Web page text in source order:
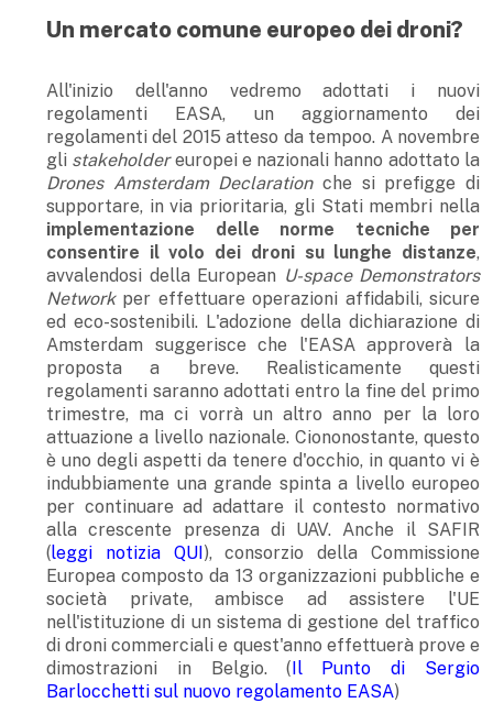
Un mercato comune europeo dei droni?
All'inizio dell'anno vedremo adottati i nuovi
regolamenti EASA, un aggiornamento dei
regolamenti del 2015 atteso da tempoo. A novembre
gli stakeholdereuropei e nazionali hanno adottato la
Drones Amsterdam Declaration che si prefigge di
supportare, in via prioritaria, gli Stati membri nella
implementazione delle norme tecniche per
consentire il volo dei droni su lunghe distanze,
avvalendosi della European U-space Demonstrators
Networkper effettuare operazioni affidabili, sicure
ed eco-sostenibili. L'adozione della dichiarazione di
Amsterdam suggerisce che l'EASA approverà la
proposta a breve. Realisticamente questi
regolamenti saranno adottati entro la fine del primo
trimestre, ma ci vorrà un altro anno per la loro
attuazione a livello nazionale. Ciononostante, questo
è uno degli aspetti da tenere d'occhio, in quanto vi è
indubbiamente una grande spinta a livello europeo
per continuare ad adattare il contesto normativo
alla crescente presenza di UAV. Anche il SAFIR
(leggi notizia QUI), consorzio della Commissione
Europea composto da 13 organizzazioni pubbliche e
società private, ambisce ad assistere l'UE
nell'istituzione di un sistema di gestione del traffico
di droni commerciali e quest'anno effettuerà prove e
dimostrazioni in Belgio. (Il Punto di Sergio
Barlocchetti sul nuovo regolamento EASA)